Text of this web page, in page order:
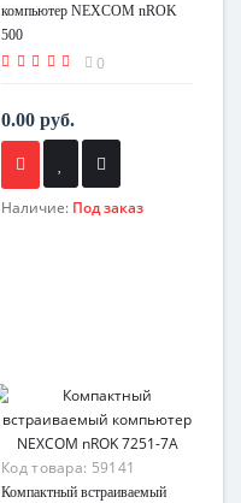
компьютер NEXCOM nROK
500
0
0.00 руб.
Наличие: Под заказ
Код товара: 59141
Компактный встраиваемый